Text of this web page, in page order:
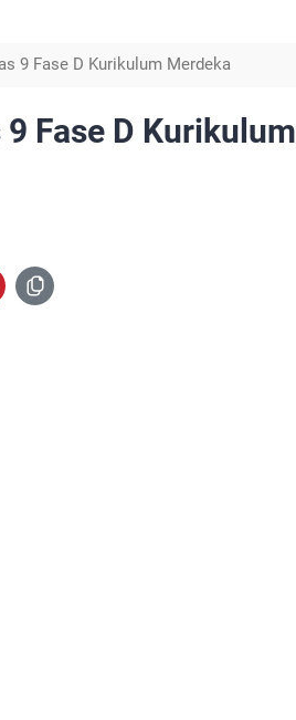
9 Fase D Kurikulum Merdeka
Fase D Kurikulum